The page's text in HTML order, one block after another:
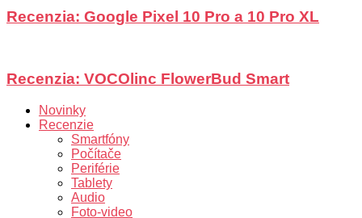
Recenzia: Google Pixel 10 Pro a 10 Pro XL
Recenzia: VOCOlinc FlowerBud Smart
Novinky
Recenzie
Smartfóny
Počítače
Periférie
Tablety
Audio
Foto-video